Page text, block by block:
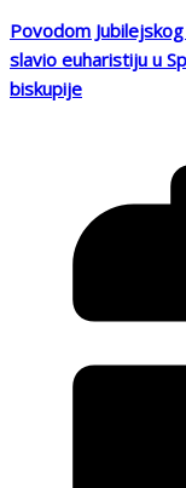
Povodom
slavio euharistiju u
biskupije